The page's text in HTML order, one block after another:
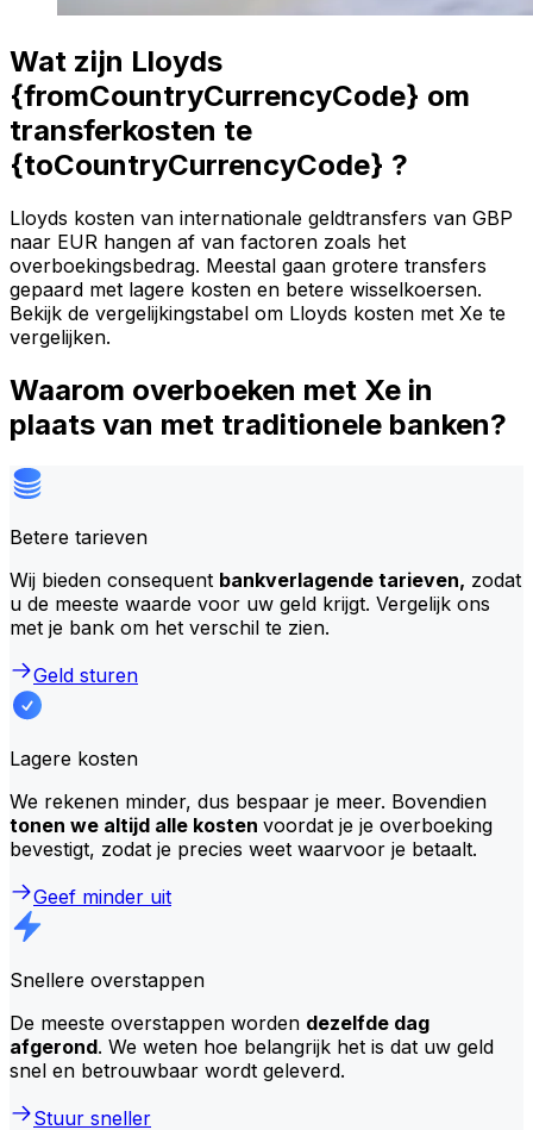
Wat zijn Lloyds
{fromCountryCurrencyCode} om
transferkosten te
{toCountryCurrencyCode} ?
Lloyds kosten van internationale geldtransfers van GBP
naar EUR hangen af van factoren zoals het
overboekingsbedrag. Meestal gaan grotere transfers
gepaard met lagere kosten en betere wisselkoersen.
Bekijk de vergelijkingstabel om Lloyds kosten met Xe te
vergelijken.
Waarom overboeken met Xe in
plaats van met traditionele banken?
Betere tarieven
Wij bieden consequent bankverlagende tarieven, zodat
u de meeste waarde voor uw geld krijgt. Vergelijk ons
met je bank om het verschil te zien.
Geld sturen
Lagere kosten
We rekenen minder, dus bespaar je meer. Bovendien
tonen we altijd alle kosten voordat je je overboeking
bevestigt, zodat je precies weet waarvoor je betaalt.
Geef minder uit
Snellere overstappen
De meeste overstappen worden dezelfde dag
afgerond. We weten hoe belangrijk het is dat uw geld
snel en betrouwbaar wordt geleverd.
Stuur sneller